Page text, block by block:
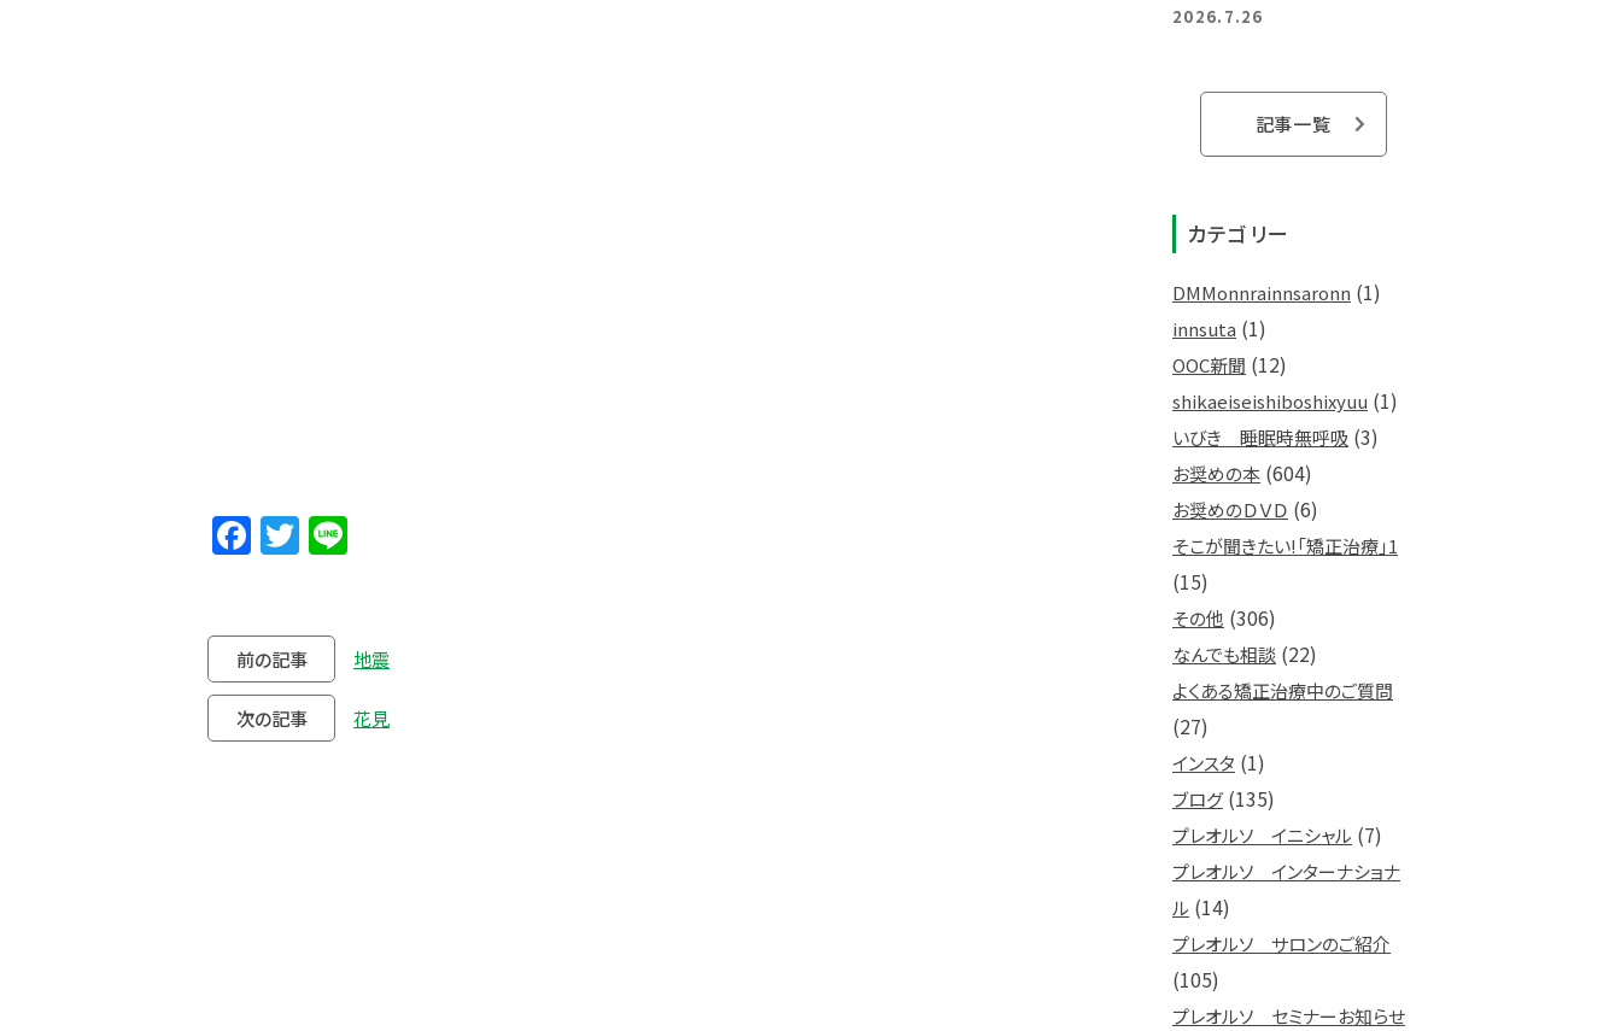
Facebook
Twitter
前の記事 地震
次の記事 花見
2026.7.26
記事一覧
カテゴリー
DMMonnrainnsaronn (1)
innsuta (1)
OOC新聞 (12)
shikaeiseishiboshixyuu (1)
いびき 睡眠時無呼吸 (3)
お奨めの本 (604)
お奨めのＤＶＤ (6)
そこが聞きたい!「矯正治療」1
(15)
その他 (306)
なんでも相談 (22)
よくある矯正治療中のご質問
(27)
インスタ (1)
ブログ(135)
プレオルソ イニシャル (7)
プレオルソ インターナショナ
ル (14)
プレオルソ サロンのご紹介
(105)
プレオルソ セミナーお知らせ